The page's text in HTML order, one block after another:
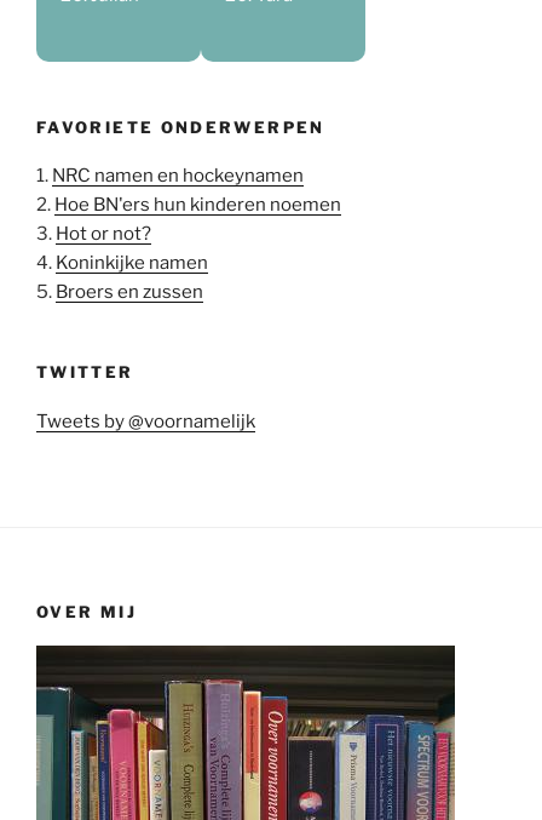
FAVORIETE ONDERWERPEN
1. NRC namen en hockeynamen
2. Hoe BN'ers hun kinderen noemen
3. Hot or not?
4. Koninkijke namen
5. Broers en zussen
TWITTER
Tweets by @voornamelijk
OVER MIJ